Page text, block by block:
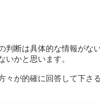
断は具体的な情報がな
かと思います。
が的確に回答して下さ